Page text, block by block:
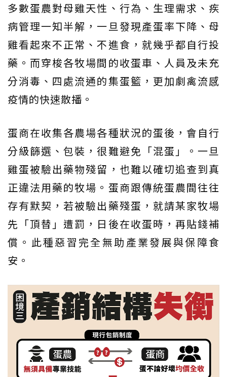
多數蛋農對母雞天性、行為、生理需求、疾
病管理一知半解，一旦發現產蛋率下降、母
雞看起來不正常、不進食，就幾乎都自行投
藥。而穿梭各牧場間的收蛋車、人員及未充
分消毒、四處流通的集蛋籃，更加劇禽流感
疫情的快速散播。
蛋商在收集各農場各種狀況的蛋後，會自行
分級篩選、包裝，很難避免「混蛋」。一旦
雞蛋被驗出藥物殘留，也難以確切追查到真
正違法用藥的牧場。蛋商跟傳統蛋農間往往
存有默契，若被驗出藥殘蛋，就請某家牧場
先「頂替」遭罰，日後在收蛋時，再貼錢補
償。此種惡習完全無助產業發展與保障食
安。